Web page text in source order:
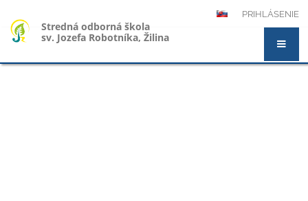
PRIHLÁSENIE
Stredná odborná škola
sv. Jozefa Robotníka, Žilina